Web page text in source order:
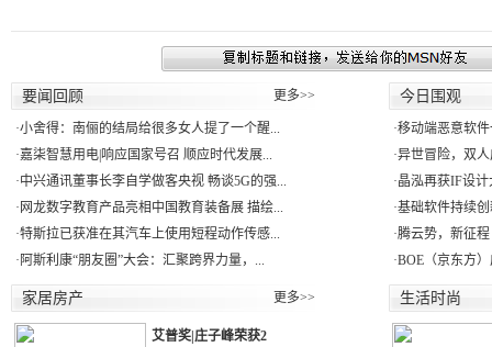
要闻回顾 更多>>
·小舍得：南俪的结局给很多女人提了一个醒...
·嘉柒智慧用电|响应国家号召 顺应时代发展...
·中兴通讯董事长李自学做客央视 畅谈5G的强...
· 网龙数字教育产品亮相中国教育装备展 描绘...
·特斯拉已获准在其汽车上使用短程动作传感...
· 阿斯利康“朋友圈”大会：汇聚跨界力量，...
今日围观
·移动端恶意软件
·异世冒险，双
·晶泓再获IF设
·基础软件持续
·腾云势，新征程
·BOE（京东方
家居房产 更多>>
艾普奖|庄子峰荣获2
生活时尚